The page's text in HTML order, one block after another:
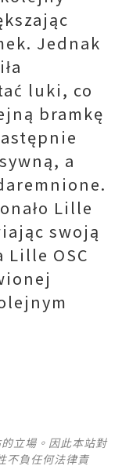
Jednak
luki, co
bramkę
a
Lille
swoją
Lille OSC
立場。因此本站對
不負任何法律責